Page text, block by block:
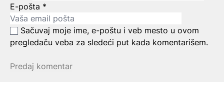
E-pošta *
Sačuvaj moje ime, e-poštu i veb mesto u ovom
pregledaču veba za sledeći put kada komentarišem.